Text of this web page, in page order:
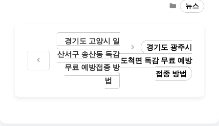
Categories
뉴스
경기도 고양시 일
산서구 송산동 독감
무료 예방접종 방
법
경기도 광주시
도척면 독감 무료 예방
접종 방법